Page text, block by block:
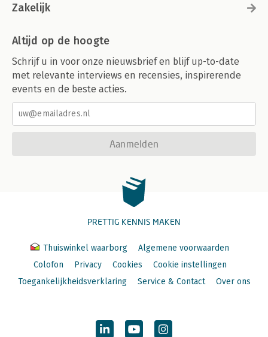
Zakelijk
Altijd op de hoogte
Schrijf u in voor onze nieuwsbrief en blijf up-to-date
met relevante interviews en recensies, inspirerende
events en de beste acties.
Aanmelden
PRETTIG KENNIS MAKEN
Thuiswinkel waarborg
Algemene voorwaarden
Colofon
Privacy Cookies
Cookie instellingen
Toegankelijkheidsverklaring
Service & Contact Over ons